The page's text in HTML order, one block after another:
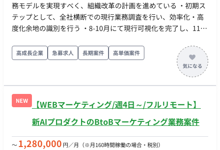
務モデルを実現すべく、組織改革の計画を進めている ・初期ス
テップとして、全社横断での現行業務調査を行い、効率化・高
度化余地の識別を行う ・8-10月にて現行可視化を完了し、11月
画、人員配置の見直しを行う想定 支援内容 ・業務改革の調査・
分析担当として、1社先（保険DXベンダー）のDXコンサルティ
ング部長がリードするチームの実務メンバーとして参画、業務
ヒアリング、工数集計など実業務を担当 ・上記チームには、並
行してデータ活用、UX支援などのチームがあり、DXコンサルテ
ィング部長のリードのもと連携し業務にあたる 稼働率 ・100%
体制 ・PM：1社先（保険DXベンダー）のDXコンサルティング
担当、UX支援担当がそれぞれ参画 出社/リモート ・先方希望は
高成長企業 急募求人 長期案件 高単価案件
NEW
【WEBマーケティング/週4日～/フルリモート】
新AIプロダクトのBtoBマーケティング業務案件
〜1,280,000 円／月 （※月160時間稼働の場合・税別）